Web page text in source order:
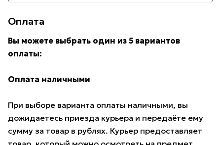
Оплата
Вы можете выбрать один из 5 вариантов
оплаты:
Оплата наличными
При выборе варианта оплаты наличными, вы
дожидаетесь приезда курьера и передаёте ему
сумму за товар в рублях. Курьер предоставляет